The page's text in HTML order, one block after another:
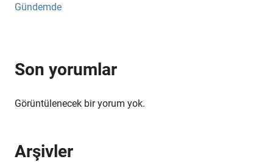
Gündemde
Son yorumlar
Görüntülenecek bir yorum yok.
Arşivler